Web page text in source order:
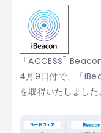
「ACCESS™
4月9日付で、「
を取得いたしました